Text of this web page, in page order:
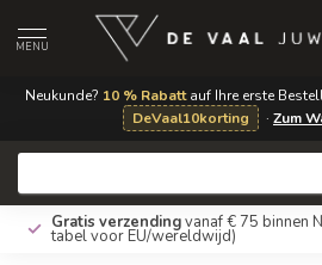
Neukunde? 10 % Rabattauf Ihre erste
DeVaal10korting
· Zum
MENU
Gratis verzendingvanaf € 75 binnen
tabel voor EU/wereldwijd)